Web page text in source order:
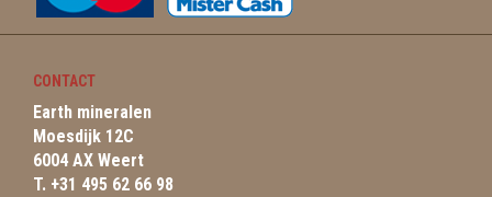
CONTACT
Earth mineralen
Moesdijk 12C
6004 AX Weert
T. +31 495 62 66 98